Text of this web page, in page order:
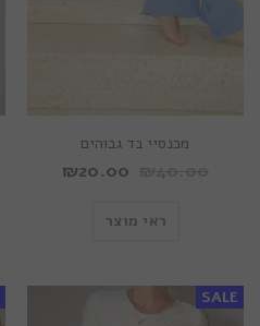
מכנסיי בד גבוהים
₪20.00
ראי מוצר
SALE